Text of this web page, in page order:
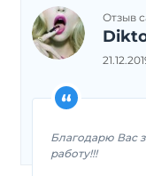
Отзыв
Благодарю Вас
работу!!!